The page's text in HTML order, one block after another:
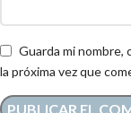
Guarda mi nombre,
la próxima vez que